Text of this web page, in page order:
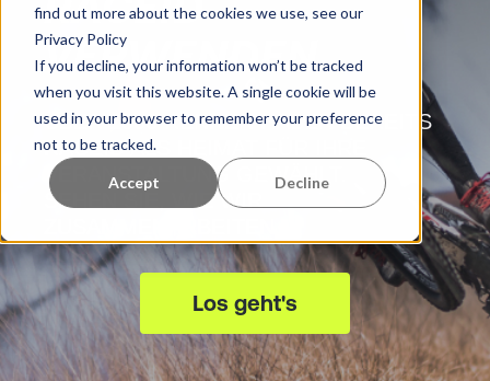
find out more about the cookies we use, see our
Privacy Policy
If you decline, your information won’t be tracked
when you visit this website. A single cookie will be
used in your browser to remember your preference
not to be tracked.
Accept Decline
VERWENDEN
ÜBER 1000 RENNEN HABEN BEREITS
RACEID ALS HEIMAT FÜR IHRE
VERANSTALTUNG GEWÄHLT.
SEHEN SIE, WIE WIR
Los geht's